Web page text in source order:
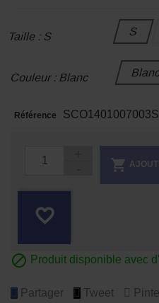
Taille : S S
Couleur : Blanc
Référence SCO1401007003S

favorite_border
 Produit disponible avec
Partager Tweet